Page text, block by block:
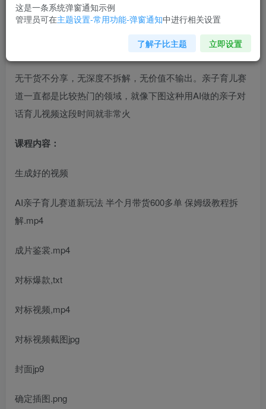
无干货不分享，无深度不拆解，无价值不输出。亲子育儿赛
道一直都是比较热门的领域，就像下图这种用AI做的亲子对
话育儿视频这段时间就非常火
课程内容：
生成好的视频
AI亲子育儿赛道新玩法 半个月带货600多单 保姆级教程拆
解.mp4
成片鉴裳.mp4
对标爆款,txt
对标视频,mp4
对标视频截图jpg
封面jp9
确定插图.png
这是一条系统弹窗通知示例
管理员可在主题设置-常用功能-弹窗通知中进行相关设置
了解子比主题 立即设置